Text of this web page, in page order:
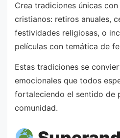
Crea tradiciones únicas
cristianos: retiros anuales,
festividades religiosas, o
películas con temática de
Estas tradiciones se
emocionales que todos
fortaleciendo el sentido de
comunidad.